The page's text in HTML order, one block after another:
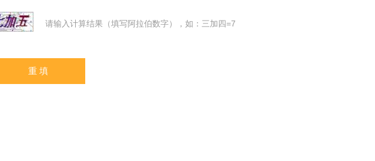
请输入计算结果（填写阿拉伯数字），如：三加四=7